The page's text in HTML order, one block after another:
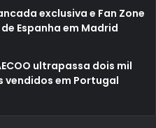
exclusiva e Fan Zone
Espanha em Madrid
ultrapassa dois mil
vendidos em Portugal